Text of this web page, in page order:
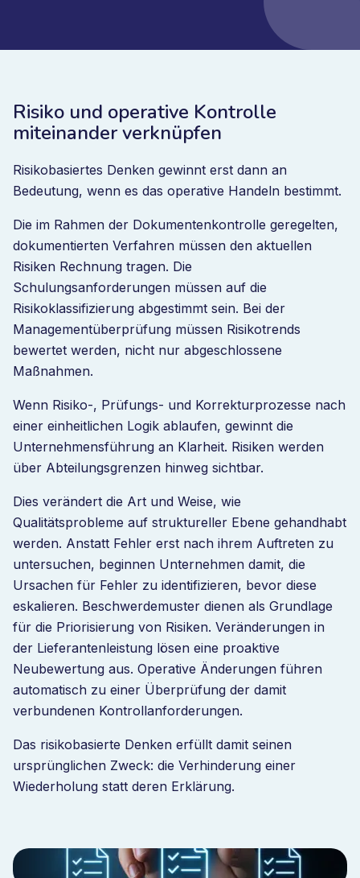
Risiko und operative Kontrolle
miteinander verknüpfen
Risikobasiertes Denken gewinnt erst dann an
Bedeutung, wenn es das operative Handeln bestimmt.
Die im Rahmen der Dokumentenkontrolle geregelten,
dokumentierten Verfahren müssen den aktuellen
Risiken Rechnung tragen. Die
Schulungsanforderungen müssen auf die
Risikoklassifizierung abgestimmt sein. Bei der
Managementüberprüfung müssen Risikotrends
bewertet werden, nicht nur abgeschlossene
Maßnahmen.
Wenn Risiko-, Prüfungs- und Korrekturprozesse nach
einer einheitlichen Logik ablaufen, gewinnt die
Unternehmensführung an Klarheit. Risiken werden
über Abteilungsgrenzen hinweg sichtbar.
Dies verändert die Art und Weise, wie
Qualitätsprobleme auf struktureller Ebene gehandhabt
werden. Anstatt Fehler erst nach ihrem Auftreten zu
untersuchen, beginnen Unternehmen damit, die
Ursachen für Fehler zu identifizieren, bevor diese
eskalieren. Beschwerdemuster dienen als Grundlage
für die Priorisierung von Risiken. Veränderungen in
der Lieferantenleistung lösen eine proaktive
Neubewertung aus. Operative Änderungen führen
automatisch zu einer Überprüfung der damit
verbundenen Kontrollanforderungen.
Das risikobasierte Denken erfüllt damit seinen
ursprünglichen Zweck: die Verhinderung einer
Wiederholung statt deren Erklärung.